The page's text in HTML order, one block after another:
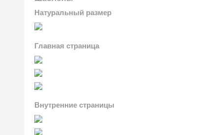
Натуральный размер
Главная страница
Внутренние страницы